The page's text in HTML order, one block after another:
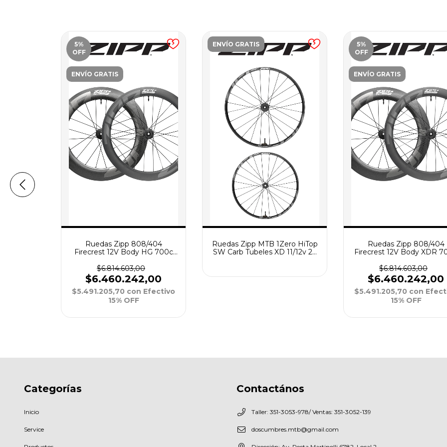
5%
OFF
ENVÍO GRATIS
Ruedas Zipp 808/404
Firecrest 12V Body HG 700c
$6.814.603,00
$6.460.242,00
$5.491.205,70 con Efectivo
15% OFF
ENVÍO GRATIS
Ruedas Zipp MTB 1Zero HiTop
SW Carb Tubeles XD 11/12v 29
5%
OFF
ENVÍO GRATIS
Ruedas Zipp 808/404
Firecrest 12V Body XDR
$6.814.603,00
$6.460.242,00
$5.491.205,70 con
15% OFF
Categorías
Inicio
Service
Contactános
Taller: 351-3053-978/ Ventas: 351-3052-139
doscumbres.mtb@gmail.com